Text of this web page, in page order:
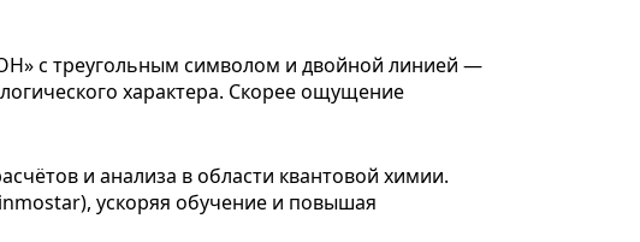
с треугольным символом и двойной линией —
характера. Скорее ощущение